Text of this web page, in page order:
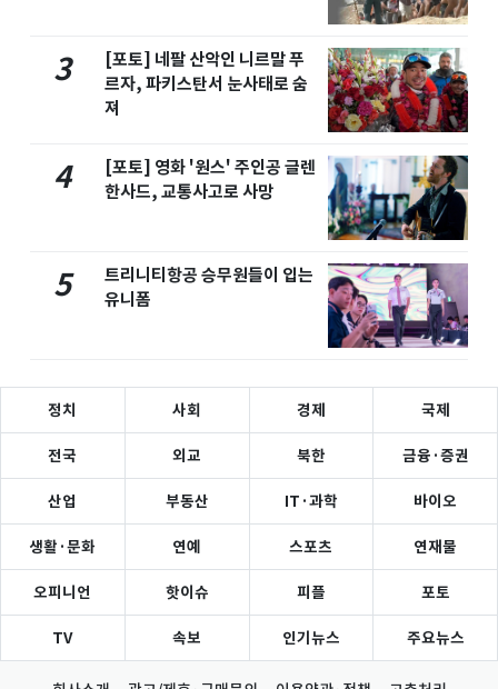
3
[포토] 네팔 산악인 니르말 푸
르자, 파키스탄서 눈사태로 숨
져
4
[포토] 영화 '원스' 주인공 글렌
한사드, 교통사고로 사망
5
트리니티항공 승무원들이 입는
유니폼
정치 사회 경제 국제
전국 외교 북한 금융·증권
산업 부동산 IT·과학 바이오
생활·문화 연예 스포츠 연재물
오피니언 핫이슈 피플 포토
TV 속보 인기뉴스 주요뉴스